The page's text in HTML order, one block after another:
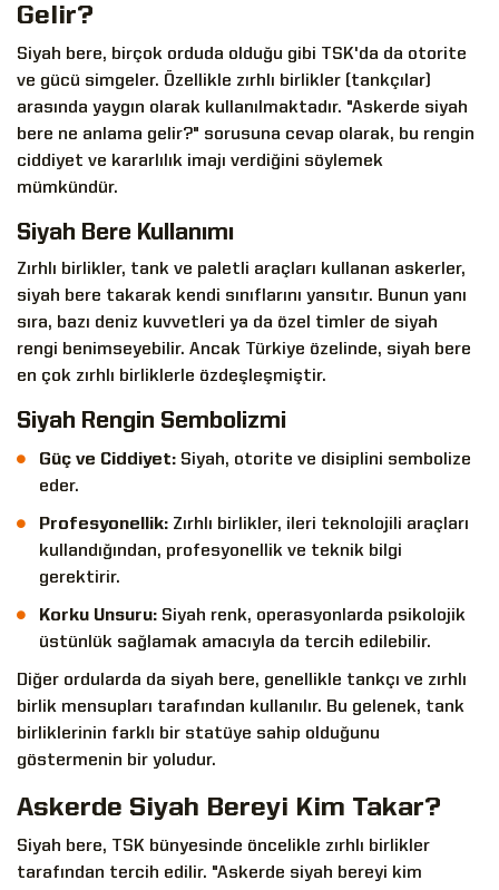
Gelir?
Siyah bere, birçok orduda olduğu gibi TSK'da da otorite
ve gücü simgeler. Özellikle zırhlı birlikler (tankçılar)
arasında yaygın olarak kullanılmaktadır. "Askerde siyah
bere ne anlama gelir?" sorusuna cevap olarak, bu rengin
ciddiyet ve kararlılık imajı verdiğini söylemek
mümkündür.
Siyah Bere Kullanımı
Zırhlı birlikler, tank ve paletli araçları kullanan askerler,
siyah bere takarak kendi sınıflarını yansıtır. Bunun yanı
sıra, bazı deniz kuvvetleri ya da özel timler de siyah
rengi benimseyebilir. Ancak Türkiye özelinde, siyah bere
en çok zırhlı birliklerle özdeşleşmiştir.
Siyah Rengin Sembolizmi
Güç ve Ciddiyet: Siyah, otorite ve disiplini sembolize
eder.
Profesyonellik: Zırhlı birlikler, ileri teknolojili araçları
kullandığından, profesyonellik ve teknik bilgi
gerektirir.
Korku Unsuru: Siyah renk, operasyonlarda psikolojik
üstünlük sağlamak amacıyla da tercih edilebilir.
Diğer ordularda da siyah bere, genellikle tankçı ve zırhlı
birlik mensupları tarafından kullanılır. Bu gelenek, tank
birliklerinin farklı bir statüye sahip olduğunu
göstermenin bir yoludur.
Askerde Siyah Bereyi Kim Takar?
Siyah bere, TSK bünyesinde öncelikle zırhlı birlikler
tarafından tercih edilir. "Askerde siyah bereyi kim